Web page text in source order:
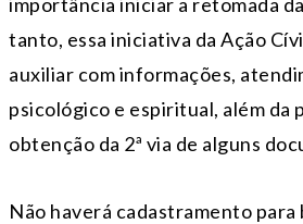
tanto, essa iniciativa da Ação
auxiliar com informações,
psicológico e espiritual, além da
obtenção da 2ª via de alguns
Não haverá cadastramento